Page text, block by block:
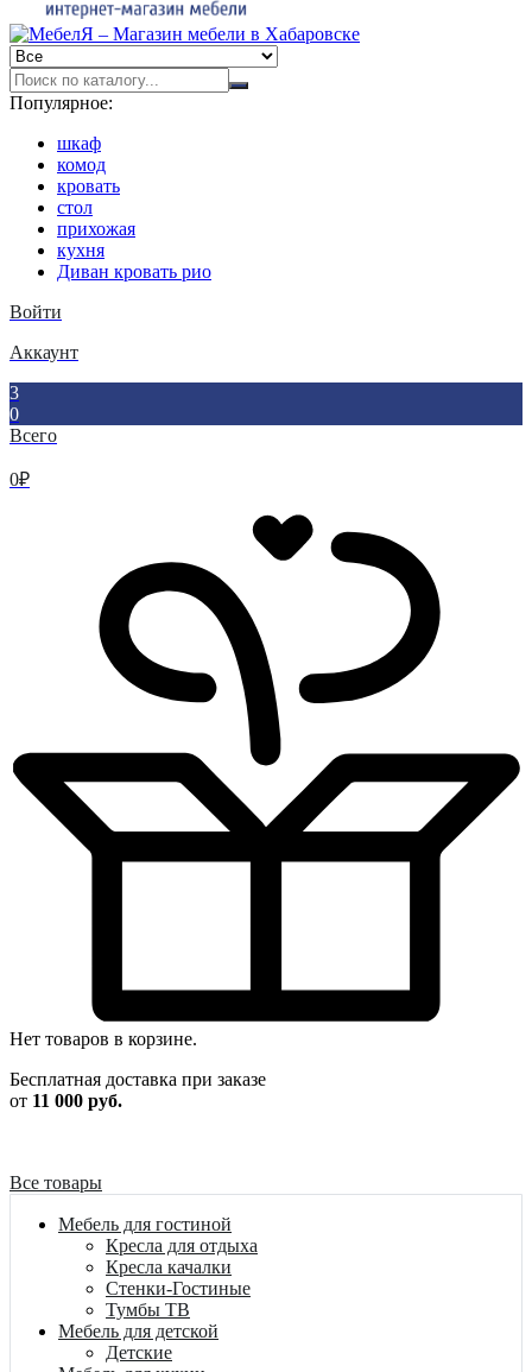
Популярное:
шкаф
комод
кровать
стол
прихожая
кухня
Диван кровать рио
Войти
Аккаунт
3
0
Всего
0₽
Нет товаров в корзине.
Бесплатная доставка при заказе
от 11 000 руб.
Все товары
Мебель для гостиной
Кресла для отдыха
Кресла качалки
Стенки-Гостиные
Тумбы ТВ
Мебель для детской
Детские